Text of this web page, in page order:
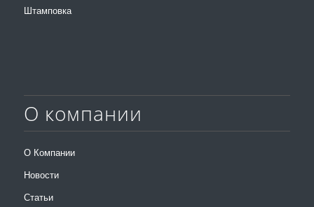
Штамповка
О компании
О Компании
Новости
Статьи